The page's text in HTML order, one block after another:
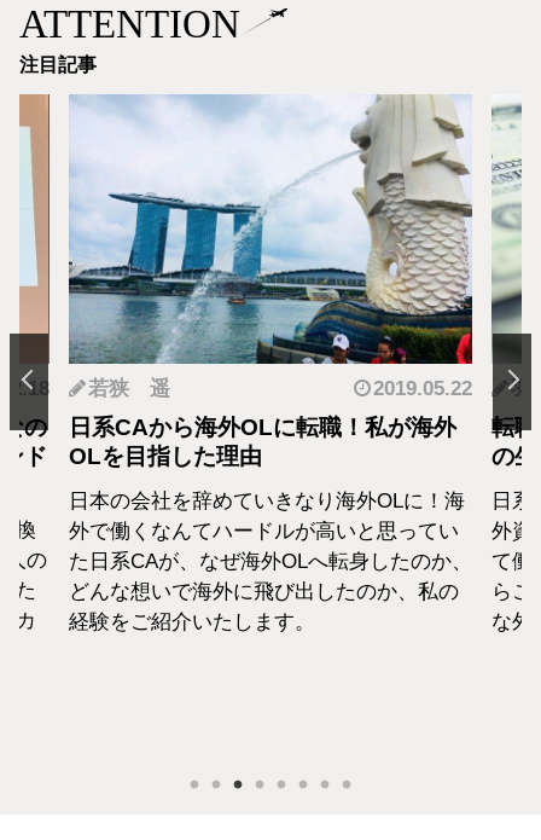
ATTENTION
注目記事
の
ド
換
人の
た
カ
若狭 遥 2019.05.22
日系CAから海外OLに転職！私が海外
OLを目指した理由
日本の会社を辞めていきなり海外OLに！海
外で働くなんてハードルが高いと思ってい
た日系CAが、なぜ海外OLへ転身したのか、
どんな想いで海外に飛び出したのか、私の
経験をご紹介いたします。
羽
転
の
日
外資
て働
らこ
な外